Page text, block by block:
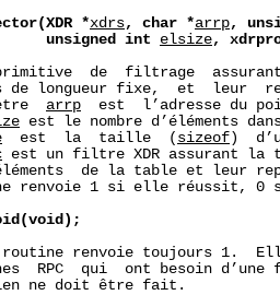
*xdrs, char *arrp,
unsigned
int elsize,
de  filtrage
de longueur fixe,  et  leur
arrp
est  l’adresse du
est le nombre d’éléments
  est  la  taille  (
sizeof )
est un filtre XDR assurant la
de la table et leur
renvoie 1 si elle réussit, 0
renvoie toujours 1.
RPC  qui  ont besoin d’une
ne doit être fait.